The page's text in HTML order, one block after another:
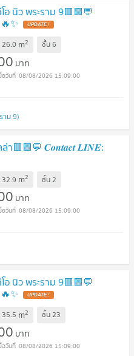
นิว พระราม 9🟥🟩💬
UPDATE !
26.0 m2 ชั้น6
บาท
08/08/2026 15:09:00
าม 9)
​​🟥🟩💬 𝑪𝒐𝒏𝒕𝒂𝒄𝒕 𝑳𝑰𝑵𝑬:
32.9 m2 ชั้น2
บาท
08/08/2026 15:09:00
นิว พระราม 9​🟥🟩💬
UPDATE !
35.5 m2 ชั้น23
บาท
08/08/2026 15:09:00